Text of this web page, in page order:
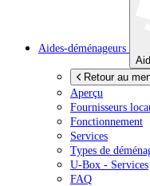
Aides-déménageurs
Retour au
Aperçu
Fournisseurs
Fonctionnement
Services
Types de
U-Box - Services
FAQ